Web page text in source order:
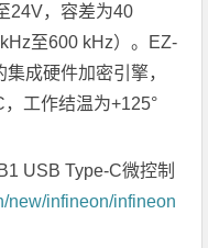
24V，容差为40
至600 kHz）。EZ-
成硬件加密引擎，
工作结温为+125°
USB Type-C微控制
new/infineon/infineon